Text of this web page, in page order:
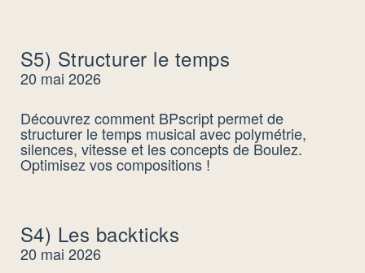
S5) Structurer le temps
20 mai 2026
Découvrez comment BPscript permet de
structurer le temps musical avec polymétrie,
silences, vitesse et les concepts de Boulez.
Optimisez vos compositions !
S4) Les backticks
20 mai 2026